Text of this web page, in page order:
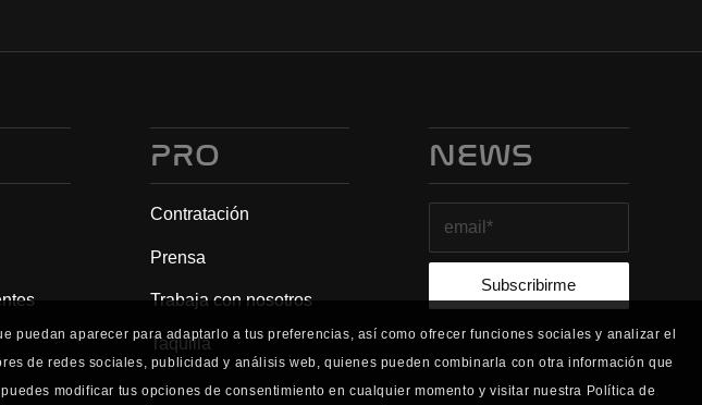
PRO
Contratación
Prensa
Trabaja con nosotros
Taquilla
NEWS
aparecer para adaptarlo a tus preferencias, así como ofrecer funciones sociales y analizar el
de redes sociales, publicidad y análisis web, quienes pueden combinarla con otra información que
modificar tus opciones de consentimiento en cualquier momento y visitar nuestra Política de